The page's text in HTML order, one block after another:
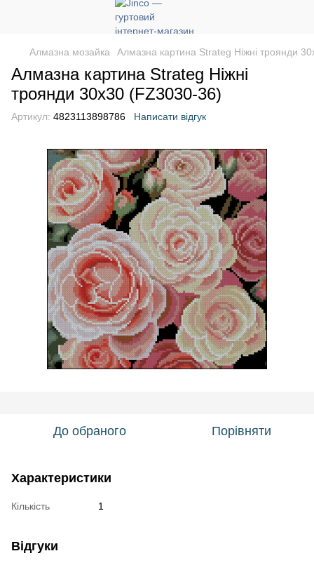
Алмазна мозайка Алмазна картина Strateg Ніжні троянди
Алмазна картина Strateg Ніжні
троянди 30х30 (FZ3030-36)
Артикул: 4823113898786 Написати відгук
До обраного Порівняти
Характеристики
Кількість 1
Відгуки